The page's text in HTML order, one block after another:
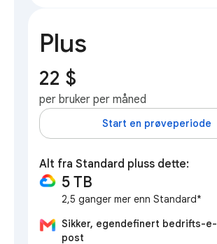
Plus
22 $
per bruker per måned
Start en prøveperiode
Alt fra Standard pluss dette:
5 TB
2,5 ganger mer enn Standard*
Sikker, egendefinert bedrifts-e-
post